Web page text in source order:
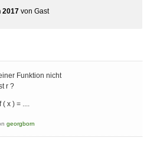
2017 von Gast
Funktion nicht
r ?
x ) = ....
georgborn